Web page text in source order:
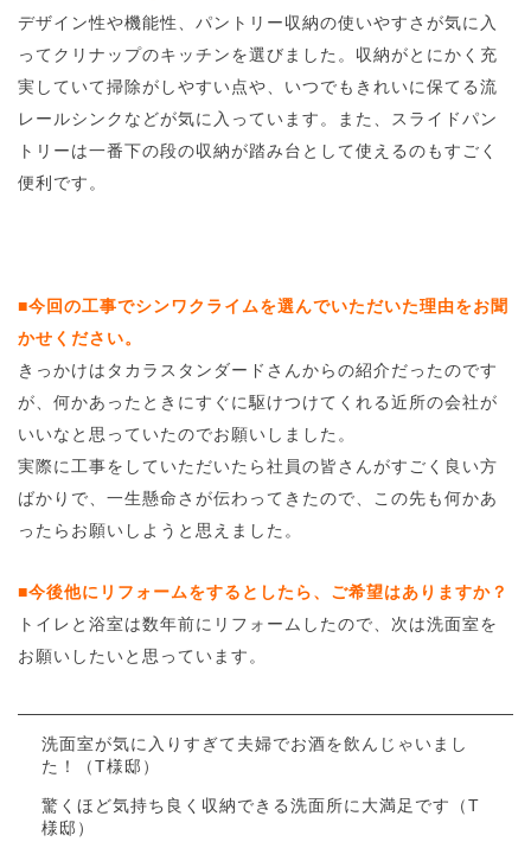
デザイン性や機能性、パントリー収納の使いやすさが気に入
ってクリナップのキッチンを選びました。収納がとにかく充
実していて掃除がしやすい点や、いつでもきれいに保てる流
レールシンクなどが気に入っています。また、スライドパン
トリーは一番下の段の収納が踏み台として使えるのもすごく
便利です。
■今回の工事でシンワクライムを選んでいただいた理由をお聞
かせください。
きっかけはタカラスタンダードさんからの紹介だったのです
が、何かあったときにすぐに駆けつけてくれる近所の会社が
いいなと思っていたのでお願いしました。
実際に工事をしていただいたら社員の皆さんがすごく良い方
ばかりで、一生懸命さが伝わってきたので、この先も何かあ
ったらお願いしようと思えました。
■今後他にリフォームをするとしたら、ご希望はありますか？
トイレと浴室は数年前にリフォームしたので、次は洗面室を
お願いしたいと思っています。
洗面室が気に入りすぎて夫婦でお酒を飲んじゃいまし
た！（T様邸）
驚くほど気持ち良く収納できる洗面所に大満足です（T
様邸）